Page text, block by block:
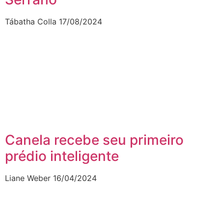
Tábatha Colla 17/08/2024
Canela recebe seu primeiro
prédio inteligente
Liane Weber 16/04/2024